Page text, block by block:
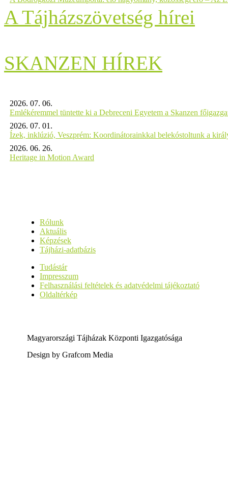
A Tájházszövetség hírei
SKANZEN HÍREK
2026. 07. 06.
Emlékéremmel tüntette ki a Debreceni Egyetem a Skanzen
2026. 07. 01.
Ízek, inklúzió, Veszprém: Koordinátorainkkal belekóstoltunk a
2026. 06. 26.
Heritage in Motion Award
Rólunk
Aktuális
Képzések
Tájházi-adatbázis
Tudástár
Impresszum
Felhasználási feltételek és adatvédelmi tájékoztató
Oldaltérkép
Magyarországi Tájházak Központi Igazgatósága
Design by Grafcom Media